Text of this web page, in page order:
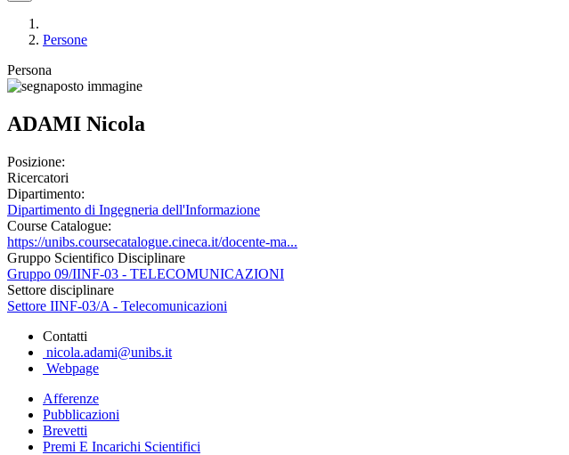
Persone
Persona
ADAMI Nicola
Posizione:
Ricercatori
Dipartimento:
Dipartimento di Ingegneria dell'Informazione
Course Catalogue:
https://unibs.coursecatalogue.cineca.it/docente-ma...
Gruppo Scientifico Disciplinare
Gruppo 09/IINF-03 - TELECOMUNICAZIONI
Settore disciplinare
Settore IINF-03/A - Telecomunicazioni
Contatti
nicola.adami@unibs.it
Webpage
Afferenze
Pubblicazioni
Brevetti
Premi E Incarichi Scientifici